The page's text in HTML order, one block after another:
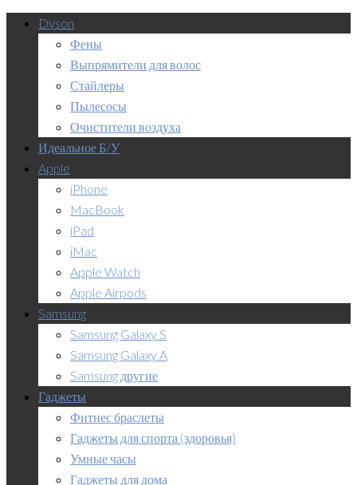
Dyson
Фены
Выпрямители для волос
Стайлеры
Пылесосы
Очистители воздуха
Идеальное Б/У
Apple
iPhone
MacBook
iPad
iMac
Apple Watch
Apple Airpods
Samsung
Samsung Galaxy S
Samsung Galaxy A
Samsung другие
Гаджеты
Фитнес браслеты
Гаджеты для спорта (здоровья)
Умные часы
Гаджеты для дома